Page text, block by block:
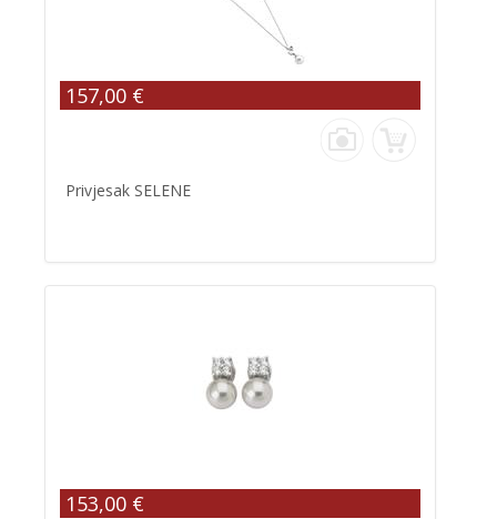
157,00 €
Privjesak SELENE
153,00 €